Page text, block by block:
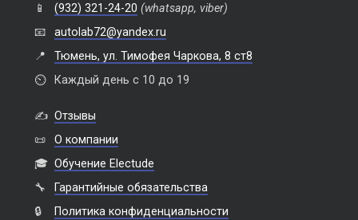
📱
(932) 321-24-20 (whatsapp, viber)
📧
autolab72@yandex.ru
📍
Тюмень, ул. Тимофея Чаркова, 8 ст8
⏲️
Каждый день с 10 до 19
✍️ Отзывы
📜
О компании
🎓 Обучение Electude
🔧
Гарантийные обязательства
🔒
Политика конфиденциальности